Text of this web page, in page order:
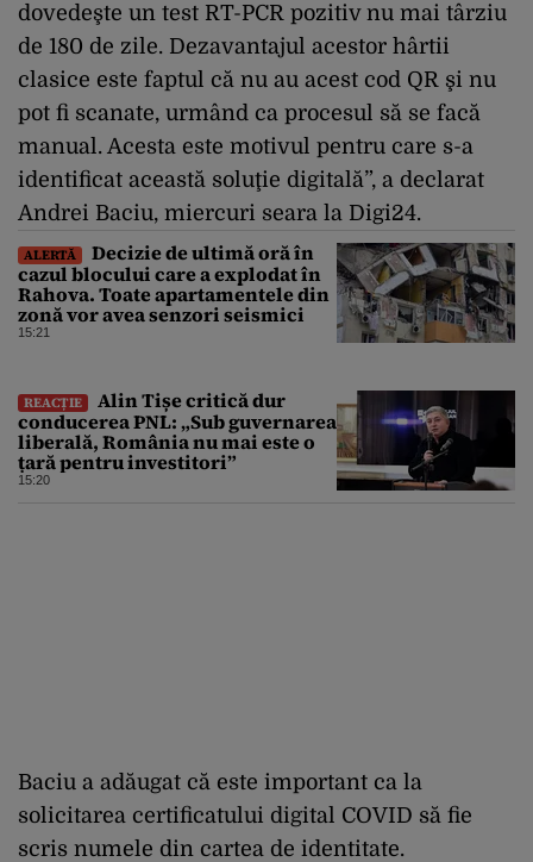
dovedeşte un test RT-PCR pozitiv nu mai târziu
de 180 de zile. Dezavantajul acestor hârtii
clasice este faptul că nu au acest cod QR şi nu
pot fi scanate, urmând ca procesul să se facă
manual. Acesta este motivul pentru care s-a
identificat această soluţie digitală”, a declarat
Andrei Baciu, miercuri seara la Digi24.
ALERTĂ
Decizie de ultimă oră în
cazul blocului care a explodat în
Rahova. Toate apartamentele din
zonă vor avea senzori seismici
15:21
REACȚIE
Alin Tișe critică dur
conducerea PNL: „Sub guvernarea
liberală, România nu mai este o
țară pentru investitori”
15:20
Baciu a adăugat că este important ca la
solicitarea certificatului digital COVID să fie
scris numele din cartea de identitate.